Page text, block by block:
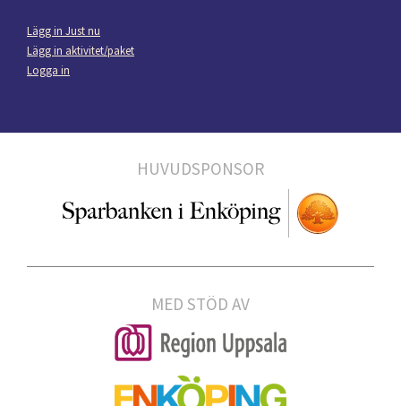
Lägg in Just nu
Lägg in aktivitet/paket
Logga in
HUVUDSPONSOR
MED STÖD AV